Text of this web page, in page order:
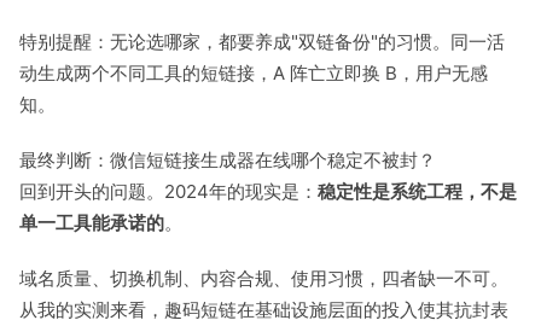
特别提醒：无论选哪家，都要养成"双链备份"的习惯。同一活
动生成两个不同工具的短链接，A 阵亡立即换 B，用户无感
知。
最终判断：微信短链接生成器在线哪个稳定不被封？
回到开头的问题。2024年的现实是： 稳定性是系统工程，不是
单一工具能承诺的。
域名质量、切换机制、内容合规、使用习惯，四者缺一不可。
从我的实测来看，趣码短链在基础设施层面的投入使其抗封表